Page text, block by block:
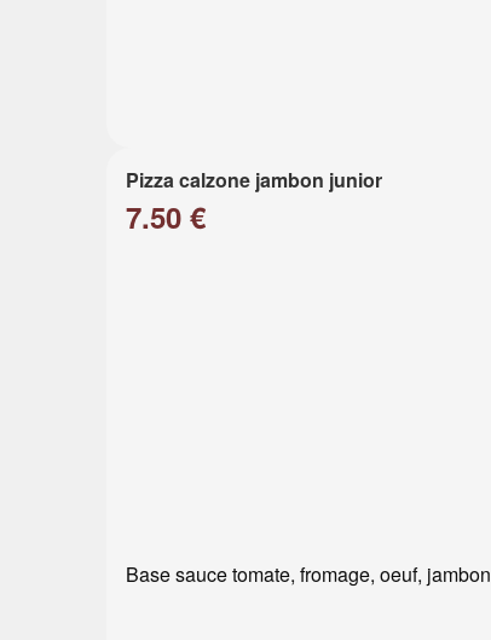
Pizza calzone jambon junior
7.50 €
Base sauce tomate, fromage, oeuf, jambon